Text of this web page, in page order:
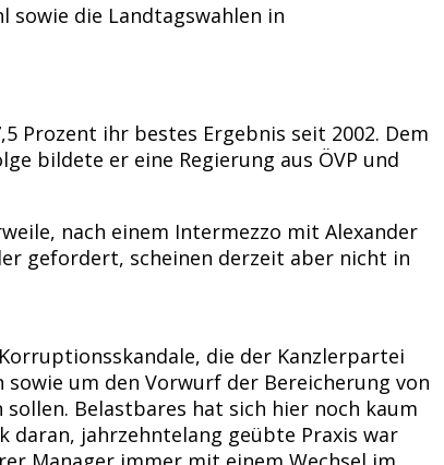
sowie die Landtagswahlen in
Prozent ihr bestes Ergebnis seit 2002. Dem
bildete er eine Regierung aus ÖVP und
nach einem Intermezzo mit Alexander
gefordert, scheinen derzeit aber nicht in
die der Kanzlerpartei
um den Vorwurf der Bereicherung von
Belastbares hat sich hier noch kaum
daran, jahrzehntelang geübte Praxis war